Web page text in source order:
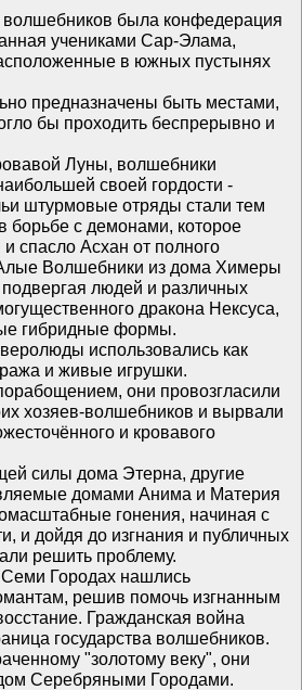
была конфедерация
учениками Сар-Элама,
в южных пустынях
предназначены быть местами,
бы проходить беспрерывно и
Луны, волшебники
своей гордости -
штурмовые отряды стали тем
с демонами, которое
спасло Асхан от полного
Волшебники из дома Химеры
людей и различных
дракона Нексуса,
гибридные формы.
использовались как
и живые игрушки.
они провозгласили
хозяев-волшебников и вырвали
и кровавого
силы дома Этерна, другие
домами Анима и Материя
гонения, начиная с
и дойдя до изгнания и публичных
решить проблему.
Городах нашлись
решив помочь изгнанным
Гражданская война
государства волшебников.
"золотому веку", они
Серебряными Городами.